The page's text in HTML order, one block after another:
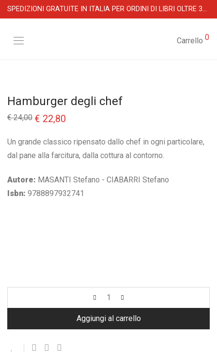
SPEDIZIONI GRATUITE IN ITALIA PER ORDINI DI LIBRI OLTRE 39 €
Carrello 0
Hamburger degli chef
€24,00 Il
prezzo
era:
€ 22,80
è:
€ 22,80.
Un grande classico ripensato dallo chef in ogni particolare,
dal pane alla farcitura, dalla cottura al contorno.
Autore: MASANTI Stefano - CIABARRI Stefano
Isbn: 9788897932741
Aggiungi al carrello